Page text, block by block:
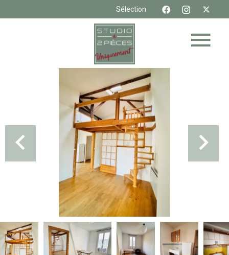
Sélection